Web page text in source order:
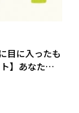
目に入ったも
】あなたが
かる